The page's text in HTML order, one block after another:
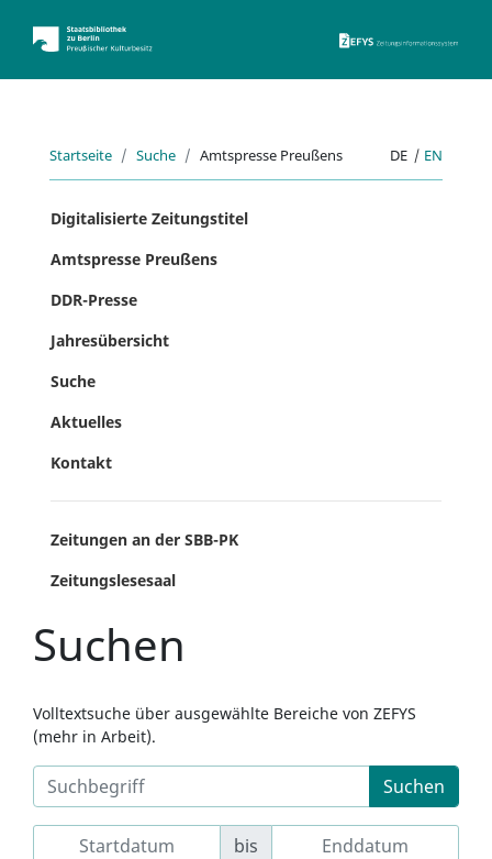
Startseite Suche Amtspresse Preußens DE | EN
Digitalisierte Zeitungstitel
Amtspresse Preußens
DDR-Presse
Jahresübersicht
Suche
Aktuelles
Kontakt
Zeitungen an der SBB-PK
Zeitungslesesaal
Suchen
Volltextsuche über ausgewählte Bereiche von ZEFYS
(mehr in Arbeit).
Suchen
bis